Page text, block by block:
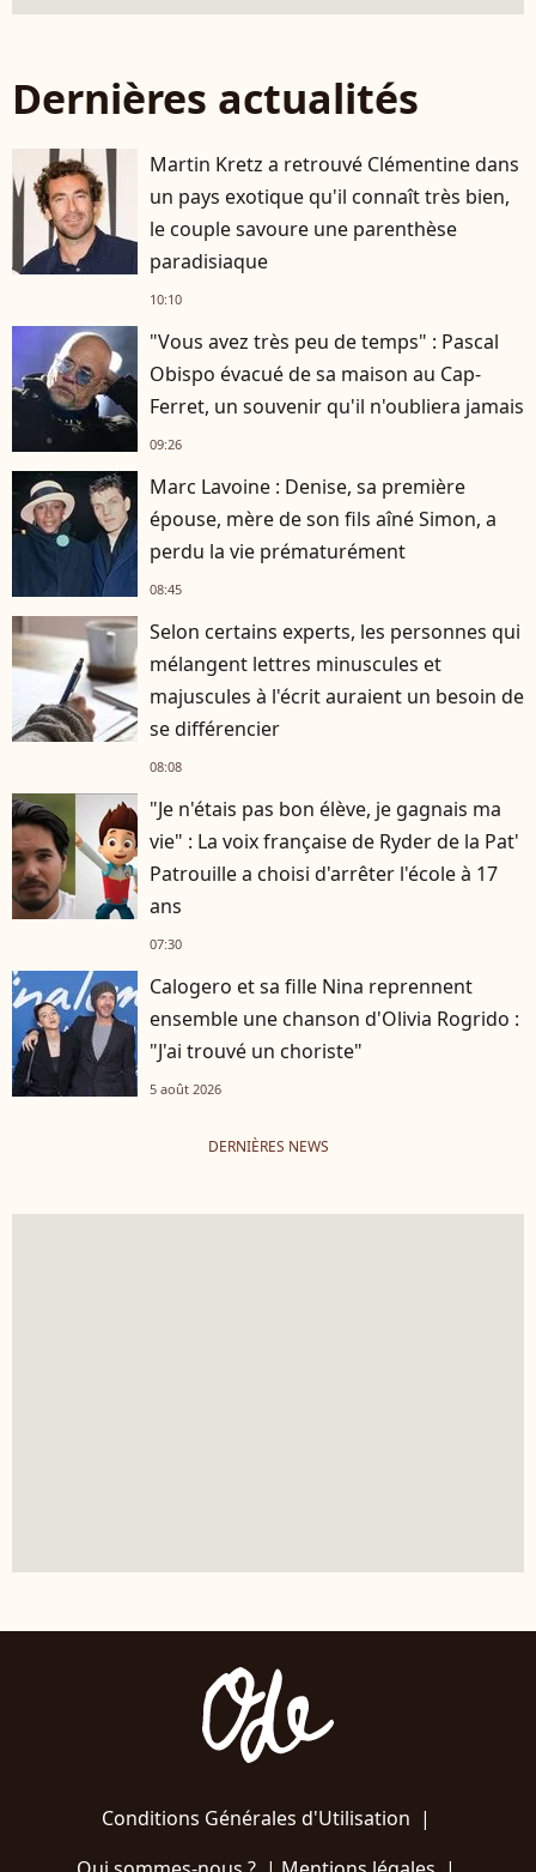
Dernières actualités
Martin Kretz a retrouvé Clémentine dans
un pays exotique qu'il connaît très bien,
le couple savoure une parenthèse
paradisiaque
10:10
"Vous avez très peu de temps" : Pascal
Obispo évacué de sa maison au Cap-
Ferret, un souvenir qu'il n'oubliera jamais
09:26
Marc Lavoine : Denise, sa première
épouse, mère de son fils aîné Simon, a
perdu la vie prématurément
08:45
Selon certains experts, les personnes qui
mélangent lettres minuscules et
majuscules à l'écrit auraient un besoin de
se différencier
08:08
"Je n'étais pas bon élève, je gagnais ma
vie" : La voix française de Ryder de la Pat'
Patrouille a choisi d'arrêter l'école à 17
ans
07:30
Calogero et sa fille Nina reprennent
ensemble une chanson d'Olivia Rogrido :
"J'ai trouvé un choriste"
5 août 2026
DERNIÈRES NEWS
Conditions Générales d'Utilisation |